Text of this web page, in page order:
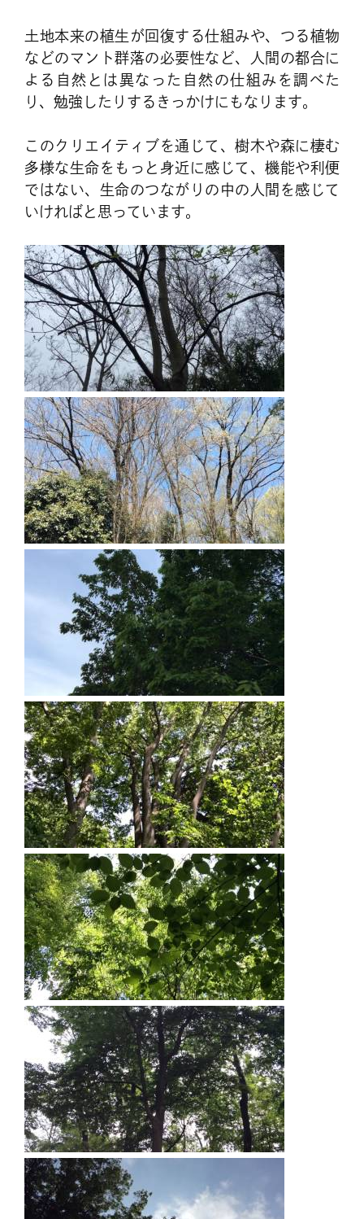
土地本来の植生が回復する仕組みや、つる植物
などのマント群落の必要性など、人間の都合に
よる自然とは異なった自然の仕組みを調べた
り、勉強したりするきっかけにもなります。
このクリエイティブを通じて、樹木や森に棲む
多様な生命をもっと身近に感じて、機能や利便
ではない、生命のつながりの中の人間を感じて
いければと思っています。